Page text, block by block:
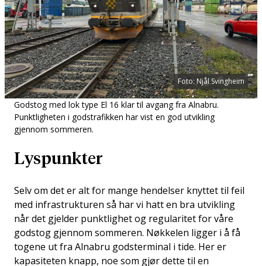
Foto: Njål Svingheim
Godstog med lok type El 16 klar til avgang fra Alnabru.
Punktligheten i godstrafikken har vist en god utvikling
gjennom sommeren.
Lyspunkter
Selv om det er alt for mange hendelser knyttet til feil
med infrastrukturen så har vi hatt en bra utvikling
når det gjelder punktlighet og regularitet for våre
godstog gjennom sommeren. Nøkkelen ligger i å få
togene ut fra Alnabru godsterminal i tide. Her er
kapasiteten knapp, noe som gjør dette til en